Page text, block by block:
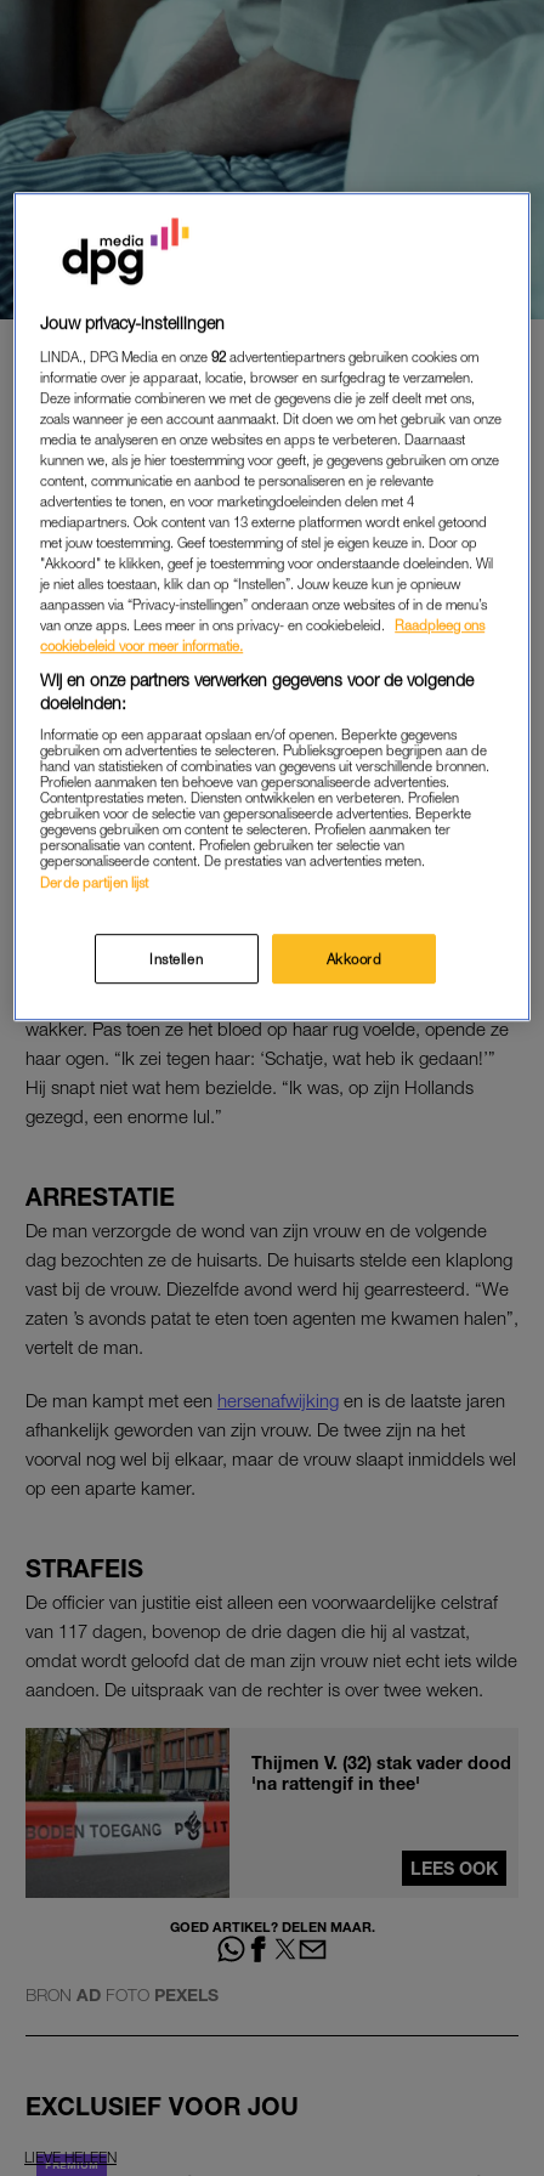
MAN UIT NAALDWIJK (79) ERGERT
ZICH AAN GESNURK VAN ZIJN
VROUW EN STEEKT HAAR MET
MES IN DE RUG
BINNENLAND ASJEMENOU
25-02-2025 | MIRJAM RASMUSSENS
Een 79-jarige man uit Naaldwijk heeft zijn vrouw in de
rug gestoken, nadat hij haar gesnurk niet meer aan kon
horen. Naar eigen zeggen werd het verlies van zijn
favoriete voetbalclub en een fraudezaak waarvan hij
In de rechtbank liet hij maandag weten “helemaal de weg
kwijt” te zijn.
GESNURK
Op de bewuste avond kon de Naaldwijker de slaap maar niet
vatten, schrijft het
wakker. Pas toen ze het bloed op haar rug voelde, opende ze
haar ogen. “Ik zei tegen haar: ‘Schatje, wat heb ik gedaan!’”
Hij snapt niet wat hem bezielde. “Ik was, op zijn Hollands
gezegd, een enorme lul.”
ARRESTATIE
De man verzorgde de wond van zijn vrouw en de volgende
dag bezochten ze de huisarts. De huisarts stelde een klaplong
vast bij de vrouw. Diezelfde avond werd hij gearresteerd. “We
zaten ’s avonds patat te eten toen agenten me kwamen halen”,
vertelt de man.
De man kampt met een hersenafwijking en is de laatste jaren
afhankelijk geworden van zijn vrouw. De twee zijn na het
voorval nog wel bij elkaar, maar de vrouw slaapt inmiddels wel
op een aparte kamer.
STRAFEIS
De officier van justitie eist alleen een voorwaardelijke celstraf
van 117 dagen, bovenop de drie dagen die hij al vastzat,
omdat wordt geloofd dat de man zijn vrouw niet echt iets wilde
aandoen. De uitspraak van de rechter is over twee weken.
Thijmen V. (32) stak vader dood
'na rattengif in thee'
LEES OOK
GOED ARTIKEL? DELEN MAAR.
BRON AD FOTO PEXELS
EXCLUSIEF VOOR JOU
LIEVE HELEEN
Jouw privacy-instellingen
LINDA., DPG Media en onze92 advertentiepartners gebruiken cookies om
informatie over je apparaat, locatie, browser en surfgedrag te verzamelen.
Deze informatie combineren we met de gegevens die je zelf deelt met ons,
zoals wanneer je een account aanmaakt. Dit doen we om het gebruik van onze
media te analyseren en onze websites en apps te verbeteren. Daarnaast
kunnen we, als je hier toestemming voor geeft, je gegevens gebruiken om onze
content, communicatie en aanbod te personaliseren en je relevante
advertenties te tonen, en voor marketingdoeleinden delen met 4
mediapartners. Ook content van 13 externe platformen wordt enkel getoond
met jouw toestemming. Geef toestemming of stel je eigen keuze in. Door op
"Akkoord" te klikken, geef je toestemming voor onderstaande doeleinden. Wil
je niet alles toestaan, klik dan op “Instellen”. Jouw keuze kun je opnieuw
aanpassen via “Privacy-instellingen” onderaan onze websites of in de menu’s
van onze apps. Lees meer in ons privacy- en cookiebeleid.
Raadpleeg ons
cookiebeleid voor meer informatie.
Wij en onze partners verwerken gegevens voor de volgende
doeleinden:
Informatie op een apparaat opslaan en/of openen. Beperkte gegevens
gebruiken om advertenties te selecteren. Publieksgroepen begrijpen aan de
hand van statistieken of combinaties van gegevens uit verschillende bronnen.
Profielen aanmaken ten behoeve van gepersonaliseerde advertenties.
Contentprestaties meten. Diensten ontwikkelen en verbeteren. Profielen
gebruiken voor de selectie van gepersonaliseerde advertenties. Beperkte
gegevens gebruiken om content te selecteren. Profielen aanmaken ter
personalisatie van content. Profielen gebruiken ter selectie van
gepersonaliseerde content. De prestaties van advertenties meten.
Derde partijen lijst
Instellen Akkoord